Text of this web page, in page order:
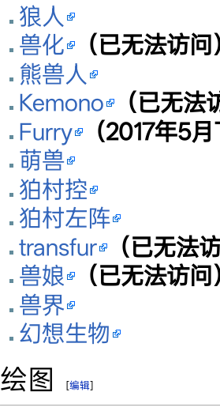
狼人
兽化 （已无法访问
熊兽人
Kemono （已无法
Furry （2017年5
萌兽
狛村控
狛村左阵
transfur （已无法
兽娘 （已无法访问
兽界
幻想生物
绘图 [编辑]